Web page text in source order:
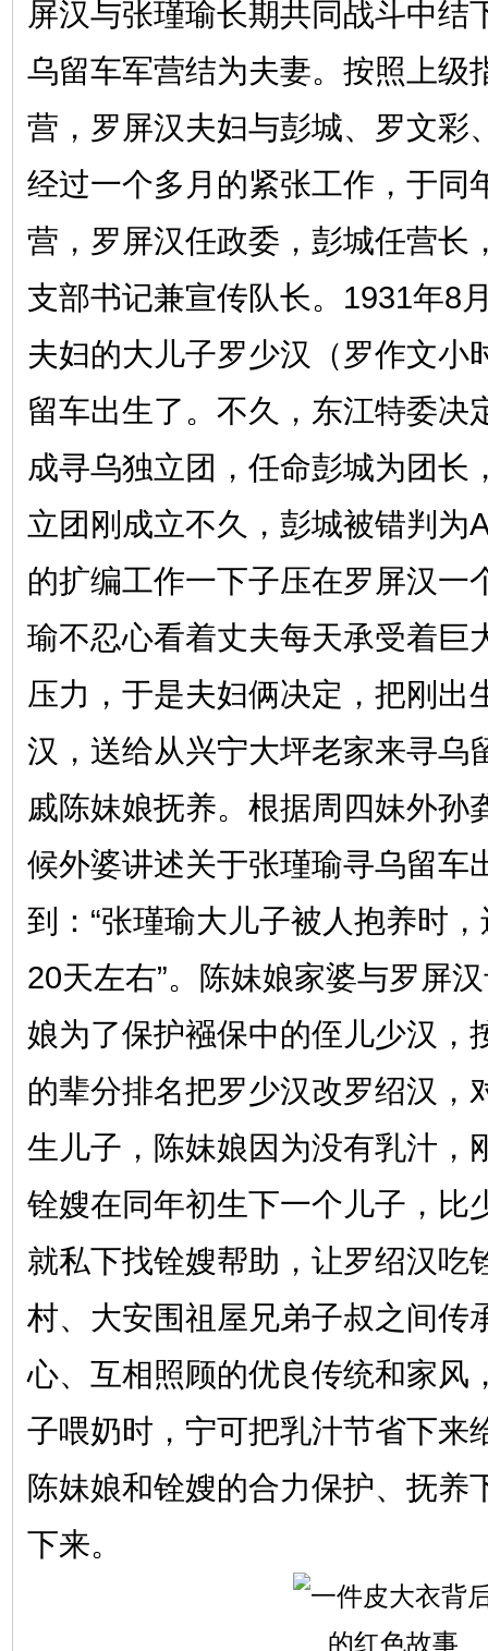
屏汉与张瑾瑜长期共同战斗中结
乌留车军营结为夫妻。按照上级
营，罗屏汉夫妇与彭城、罗文彩
经过一个多月的紧张工作，于同
营，罗屏汉任政委，彭城任营长
支部书记兼宣传队长。1931年8
夫妇的大儿子罗少汉（罗作文小
留车出生了。不久，东江特委决
成寻乌独立团，任命彭城为团长
立团刚成立不久，彭城被错判为
的扩编工作一下子压在罗屏汉一
瑜不忍心看着丈夫每天承受着巨
压力，于是夫妇俩决定，把刚出
汉，送给从兴宁大坪老家来寻乌
戚陈妹娘抚养。根据周四妹外孙
候外婆讲述关于张瑾瑜寻乌留车
到：“张瑾瑜大儿子被人抱养时
20天左右”。陈妹娘家婆与罗屏
娘为了保护襁保中的侄儿少汉，
的辈分排名把罗少汉改罗绍汉，
生儿子，陈妹娘因为没有乳汁，
铨嫂在同年初生下一个儿子，比
就私下找铨嫂帮助，让罗绍汉吃
村、大安围祖屋兄弟子叔之间传
心、互相照顾的优良传统和家风
子喂奶时，宁可把乳汁节省下来
陈妹娘和铨嫂的合力保护、抚养
下来。